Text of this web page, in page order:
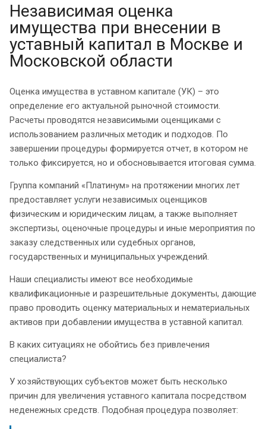
Независимая оценка
имущества при внесении в
уставный капитал в Москве и
Московской области
Оценка имущества в уставном капитале (УК) – это
определение его актуальной рыночной стоимости.
Расчеты проводятся независимыми оценщиками с
использованием различных методик и подходов. По
завершении процедуры формируется отчет, в котором не
только фиксируется, но и обосновывается итоговая сумма.
Группа компаний «Платинум» на протяжении многих лет
предоставляет услуги независимых оценщиков
физическим и юридическим лицам, а также выполняет
экспертизы, оценочные процедуры и иные мероприятия по
заказу следственных или судебных органов,
государственных и муниципальных учреждений.
Наши специалисты имеют все необходимые
квалификационные и разрешительные документы, дающие
право проводить оценку материальных и нематериальных
активов при добавлении имущества в уставной капитал.
В каких ситуациях не обойтись без привлечения
специалиста?
У хозяйствующих субъектов может быть несколько
причин для увеличения уставного капитала посредством
неденежных средств. Подобная процедура позволяет: